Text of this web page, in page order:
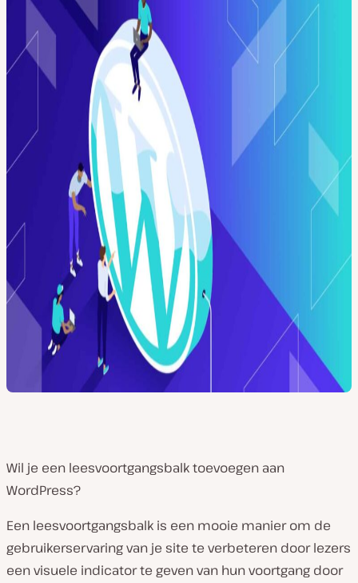
Wil je een leesvoortgangsbalk toevoegen aan
WordPress?
Een leesvoortgangsbalk is een mooie manier om de
gebruikerservaring van je site te verbeteren door lezers
een visuele indicator te geven van hun voortgang door